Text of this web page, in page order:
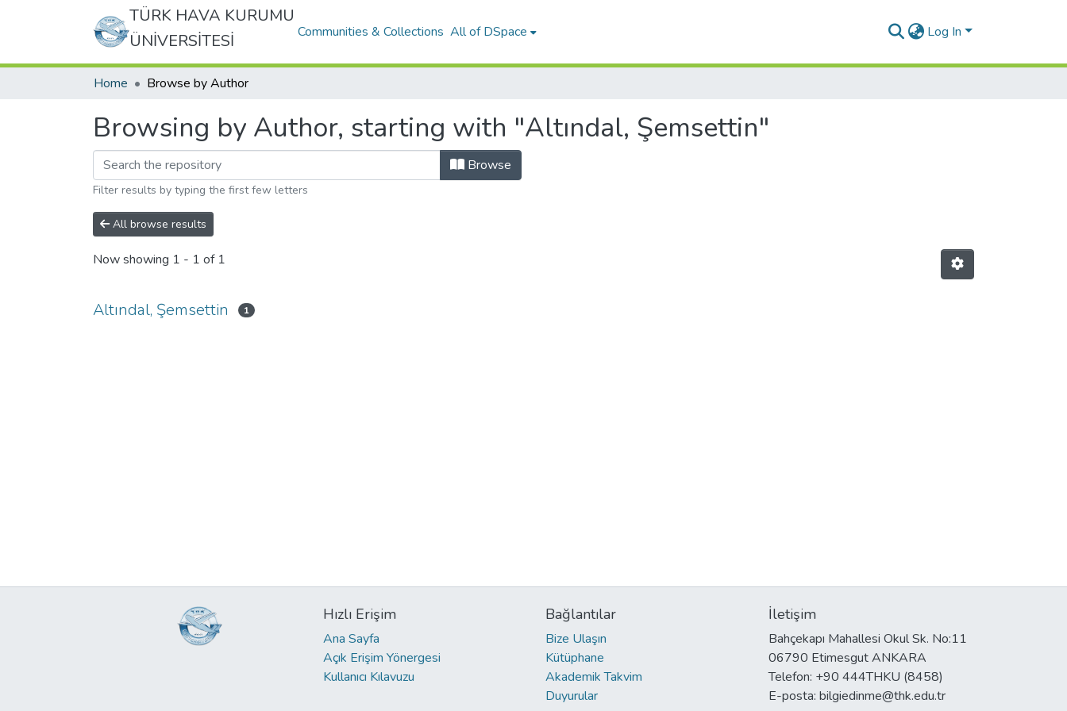
TÜRK HAVA KURUMU
ÜNİVERSİTESİ
Communities & Collections All of DSpace Log In
Home Browse by Author
Browsing by Author, starting with "Altındal, Şemsettin"
Browse
Filter results by typing the first few letters
All browse results
Now showing 1 - 1 of 1
Altındal, Şemsettin 1
Hızlı Erişim
Ana Sayfa
Açık Erişim Yönergesi
Kullanıcı Kılavuzu
Bağlantılar
Bize Ulaşın
Kütüphane
Akademik Takvim
Duyurular
İletişim
Bahçekapı Mahallesi Okul Sk. No:11
06790 Etimesgut ANKARA
Telefon: +90 444THKU (8458)
E-posta: bilgiedinme@thk.edu.tr